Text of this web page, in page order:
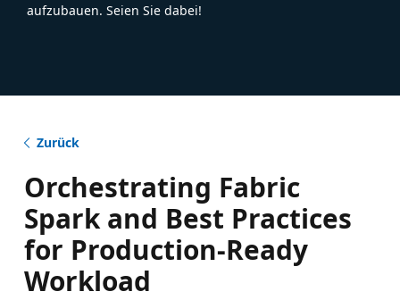
aufzubauen. Seien Sie dabei!
Zurück
Orchestrating Fabric
Spark and Best Practices
for Production-Ready
Workload